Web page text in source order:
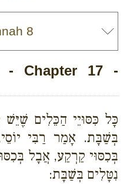
- Chapter 17 -
כָּל כִּסּוּיֵי הַכֵּלִים
בְּשַׁבָּת. אָמַר רַבִּי
בְּכִסּוּי קַרְקַע, אֲבָל
נִטָּלִים בְּשַׁבָּת: